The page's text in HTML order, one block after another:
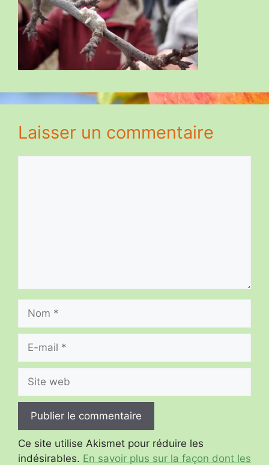
Laisser un commentaire
mail
web
Ce site utilise Akismet pour réduire les
indésirables. En savoir plus sur la façon dont les